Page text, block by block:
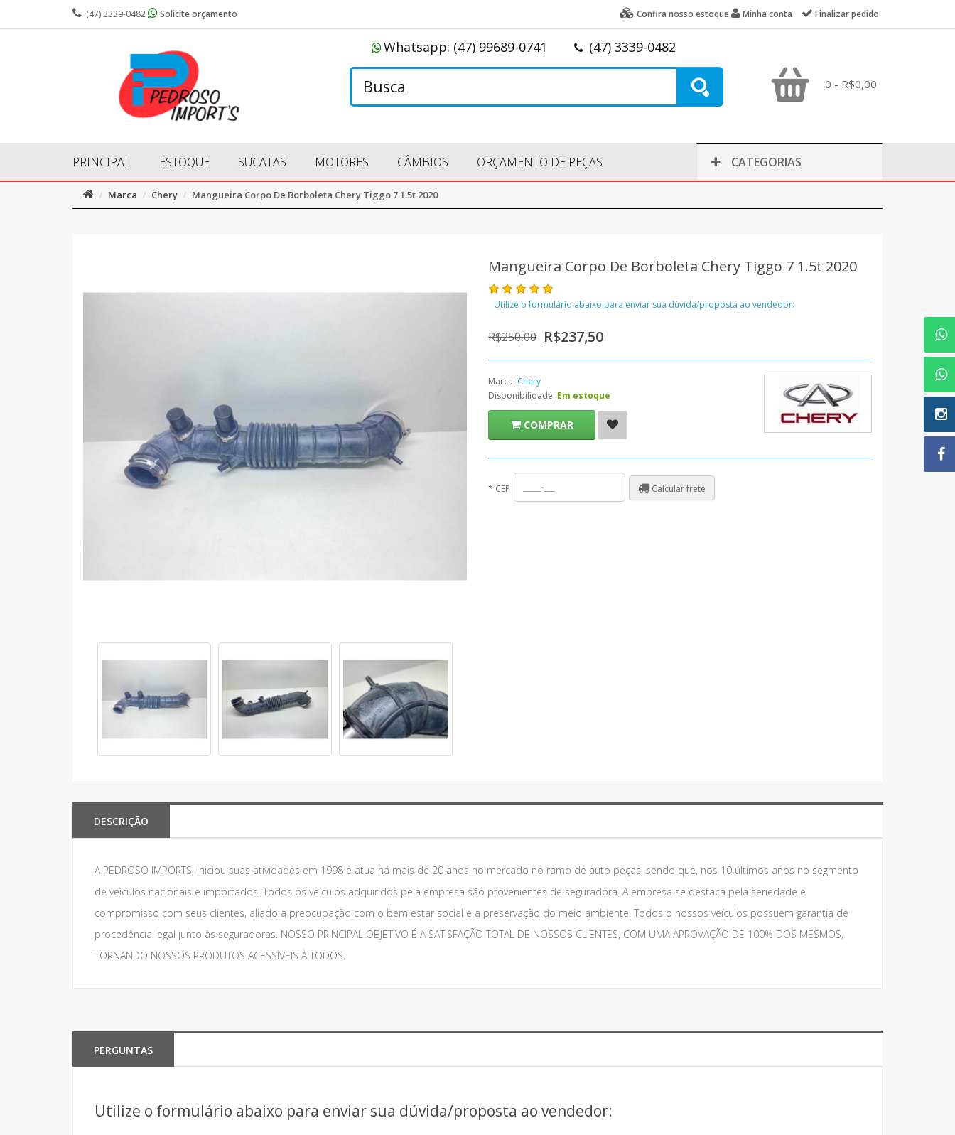
(47) 3339-0482 Solicite orçamento Confira nosso estoque Minha conta Finalizar pedido
Whatsapp: (47) 99689-0741 (47) 3339-0482
0 - R$0,00
PRINCIPAL ESTOQUE SUCATAS MOTORES CÂMBIOS ORÇAMENTO DE PEÇAS CATEGORIAS
Marca Chery Mangueira Corpo De Borboleta Chery Tiggo 7 1.5t 2020
Mangueira Corpo De Borboleta Chery Tiggo 7 1.5t 2020
Utilize o formulário abaixo para enviar sua dúvida/proposta ao vendedor:
R$250,00 R$237,50
Marca: Chery
Disponibilidade: Em estoque
COMPRAR
* CEP Calcular frete
DESCRIÇÃO
A PEDROSO IMPORTS, iniciou suas atividades em 1998 e atua há mais de 20 anos no mercado no ramo de auto peças, sendo que, nos 10 últimos anos no segmento
de veículos nacionais e importados. Todos os veículos adquiridos pela empresa são provenientes de seguradora. A empresa se destaca pela seriedade e
compromisso com seus clientes, aliado a preocupação com o bem estar social e a preservação do meio ambiente. Todos o nossos veículos possuem garantia de
procedência legal junto às seguradoras. NOSSO PRINCIPAL OBJETIVO É A SATISFAÇÃO TOTAL DE NOSSOS CLIENTES, COM UMA APROVAÇÃO DE 100% DOS MESMOS,
TORNANDO NOSSOS PRODUTOS ACESSÍVEIS À TODOS.
PERGUNTAS
Utilize o formulário abaixo para enviar sua dúvida/proposta ao vendedor: